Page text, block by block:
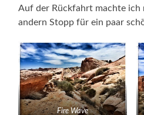
Auf der Rückfahrt machte ich
andern Stopp für ein paar
Fire Wave